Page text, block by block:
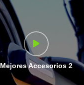
Mejores Accesorios 2